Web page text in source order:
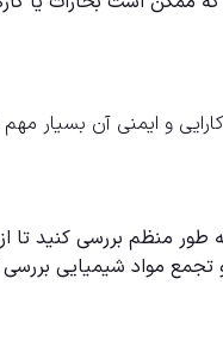
و ایمنی آن بسیار
طور منظم بررسی کنید تا
تجمع مواد شیمیایی